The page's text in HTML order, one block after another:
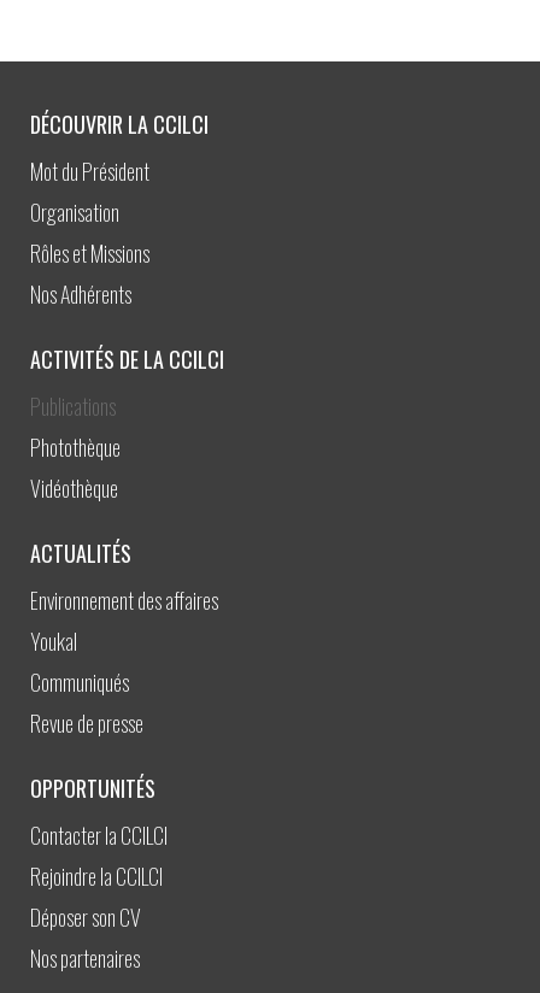
DÉCOUVRIR LA CCILCI
Mot du Président
Organisation
Rôles et Missions
Nos Adhérents
ACTIVITÉS DE LA CCILCI
Publications
Photothèque
Vidéothèque
ACTUALITÉS
Environnement des affaires
Youkal
Communiqués
Revue de presse
OPPORTUNITÉS
Contacter la CCILCI
Rejoindre la CCILCI
Déposer son CV
Nos partenaires